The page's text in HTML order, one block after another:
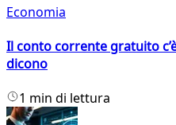
Economia
Il conto corrente gratuito
dicono
1 min di lettura